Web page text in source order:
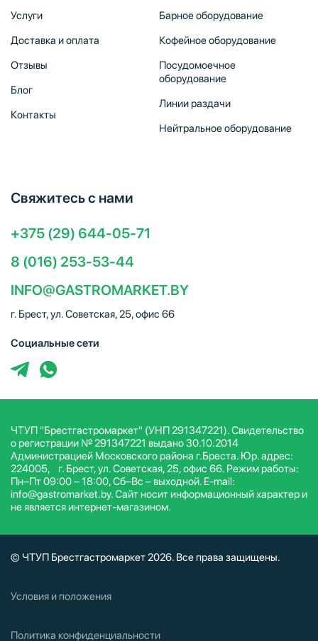
Услуги
Доставка и оплата
Отзывы
Блог
Контакты
Барное оборудование
Кофейное оборудование
Посудомоечное
оборудование
Линии раздачи
Нейтральное оборудование
Свяжитесь с нами
+375 (29) 644-05-71
8 (016) 253-53-44
INFO@GASTROMARKET.BY
г. Брест, ул. Советская, 25, офис 66
Социальные сети
ЧТУП "Брестгастромаркет" (УНП 291347221). Свидетельство
о регистрации № 291347221 выдано 30.10.2014
Администрацией Московского района г.Бреста. Юр. адрес:
224005, г. Брест, ул. Советская, 25, офис 66. Режим работы:
Пн–Пт 09:00 – 18:00, Сб–Вс – выходной. E-mail:
info@gastromarket.by. Сайт носит информационный характер и
не является интернет-магазином.
© ЧТУП Брестгастромаркет 2026. Все права защищены.
Условия и положения
Политика конфиденциальности